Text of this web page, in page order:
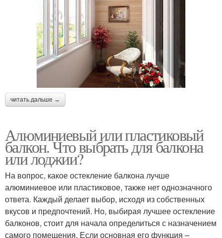
читать дальше →
Алюминиевый или пластиковый
балкон. Что выбрать для балкона
или лоджии?
На вопрос, какое остекление балкона лучше
алюминиевое или пластиковое, также нет однозначного
ответа. Каждый делает выбор, исходя из собственных
вкусов и предпочтений. Но, выбирая лучшее остекление
балконов, стоит для начала определиться с назначением
самого помещения. Если основная его функция –